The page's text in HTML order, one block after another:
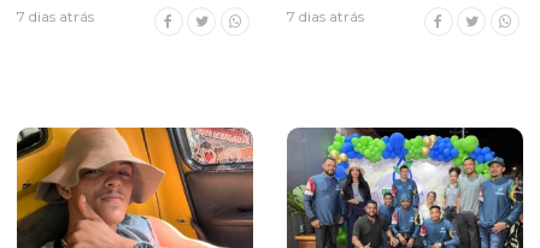
7 dias atrás 7 dias atrás